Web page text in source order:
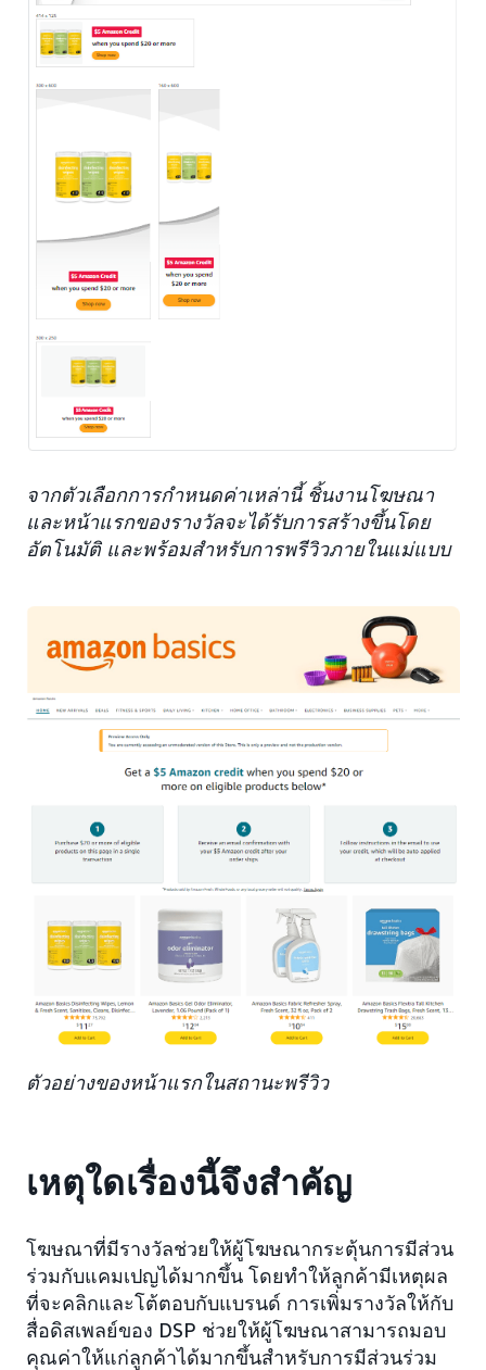
จากตัวเลือกการกำหนดค่าเหล่านี้ ชิ้นงานโฆษณา
และหน้าแรกของรางวัลจะได้รับการสร้างขึ้นโดย
อัตโนมัติ และพร้อมสำหรับการพรีวิวภายในแม่แบบ
ตัวอย่างของหน้าแรกในสถานะพรีวิว
เหตุใดเรื่องนี้จึงสำคัญ
โฆษณาที่มีรางวัลช่วยให้ผู้โฆษณากระตุ้นการมีส่วน
ร่วมกับแคมเปญได้มากขึ้น โดยทำให้ลูกค้ามีเหตุผล
ที่จะคลิกและโต้ตอบกับแบรนด์ การเพิ่มรางวัลให้กับ
สื่อดิสเพลย์ของ DSP ช่วยให้ผู้โฆษณาสามารถมอบ
คุณค่าให้แก่ลูกค้าได้มากขึ้นสำหรับการมีส่วนร่วม